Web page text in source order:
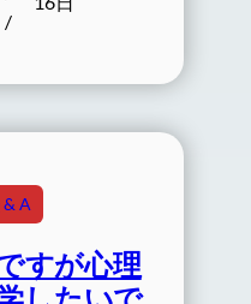
/
& A
すが心理